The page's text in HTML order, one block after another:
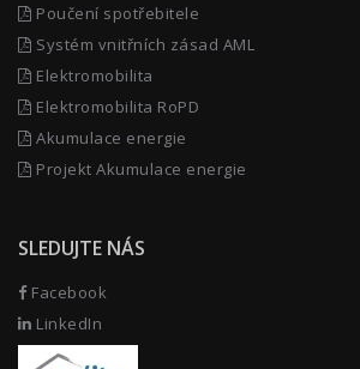
Poučení spotřebitele
Systém vnitřních zásad AML
Elektromobilita
Elektromobilita RoPD
Akumulace energie
Projekt Akumulace energie
SLEDUJTE NÁS
Facebook
LinkedIn